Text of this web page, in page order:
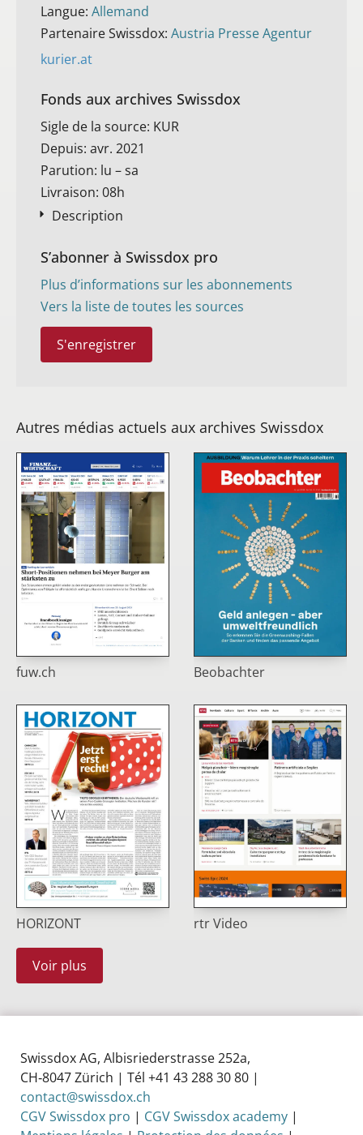
Langue: Allemand
Partenaire Swissdox: Austria Presse Agentur
kurier.at
Fonds aux archives Swissdox
Sigle de la source: KUR
Depuis: avr. 2021
Parution: lu – sa
Livraison: 08h
Description
S’abonner à Swissdox pro
Plus d’informations sur les abonnements
Vers la liste de toutes les sources
S'enregistrer
Autres médias actuels aux archives Swissdox
fuw.ch Beobachter
HORIZONT rtr Video
Voir plus
Swissdox AG, Albisriederstrasse 252a,
CH‑8047 Zürich | Tél +41 43 288 30 80 |
contact@swissdox.ch
CGV Swissdox pro | CGV Swissdox academy |